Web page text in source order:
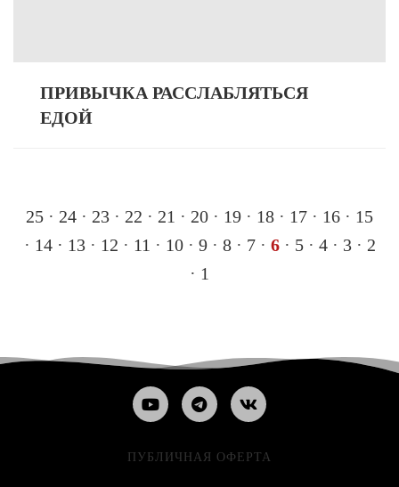
ПРИВЫЧКА РАССЛАБЛЯТЬСЯ
ЕДОЙ
25 · 24 · 23 · 22 · 21 · 20 · 19 · 18 · 17 · 16 · 15
· 14 · 13· 12 · 11 · 10· 9· 8· 7· 6· 5· 4· 3· 2
· 1
ПУБЛИЧНАЯ ОФЕРТА